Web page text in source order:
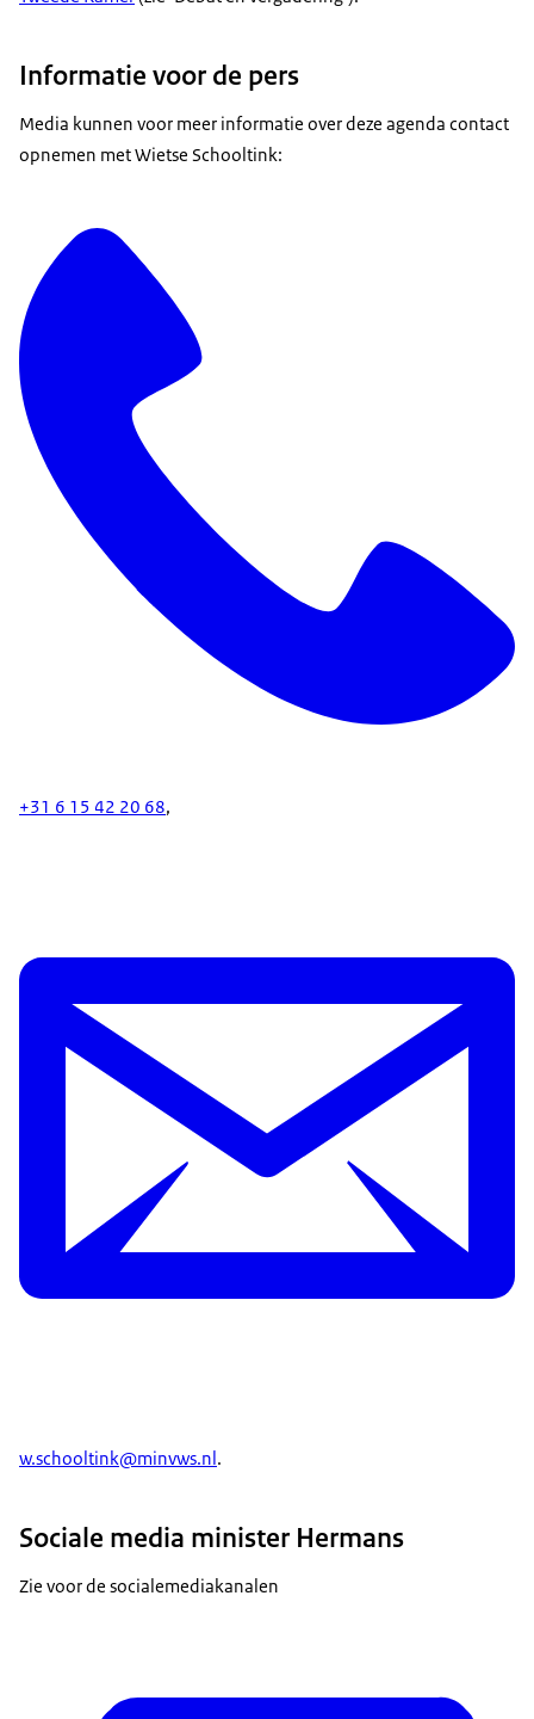
Informatie voor de pers
Media kunnen voor meer informatie over deze agenda contact
opnemen met Wietse Schooltink:
+31 6 15 42 20 68,
w.schooltink@minvws.nl.
Sociale media minister Hermans
Zie voor de socialemediakanalen